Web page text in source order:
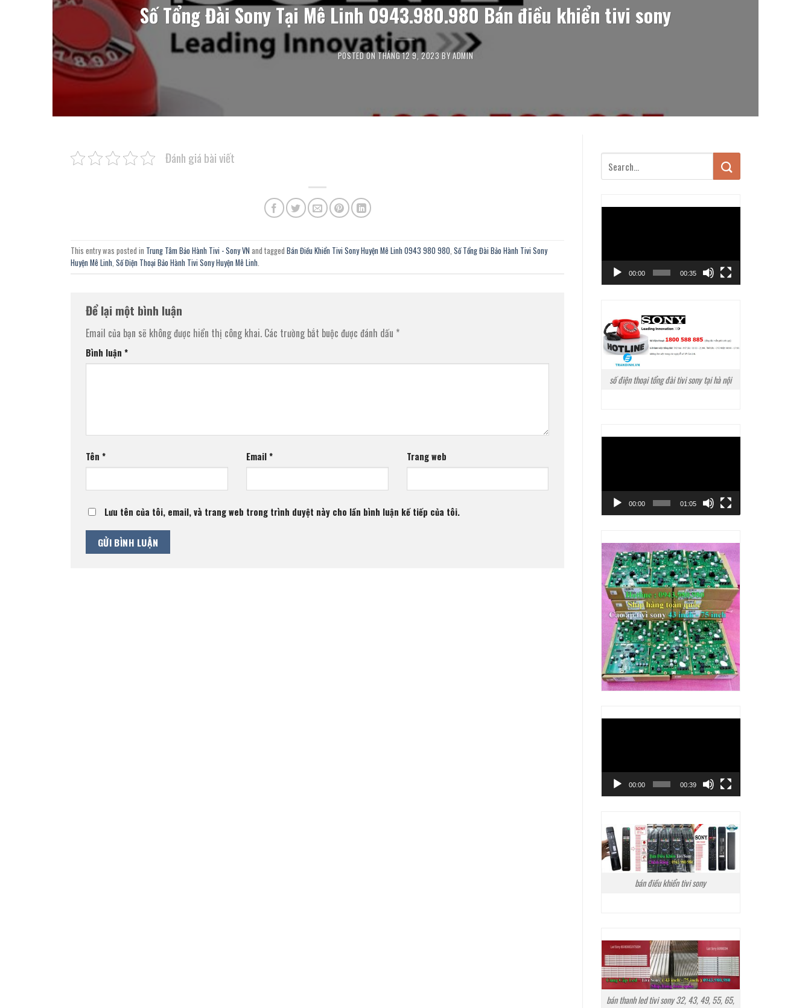
Số Tổng Đài Sony Tại Mê Linh 0943.980.980 Bán điều khiển tivi sony
POSTED ONTHÁNG 12 9, 2023 BYADMIN
Đánh giá bài viết
This entry was posted in Trung Tâm Bảo Hành Tivi - Sony VN and tagged Bán Điều Khiển Tivi Sony Huyện Mê Linh 0943 980 980 Số Tổng Đài Bảo Hành Tivi Sony
Huyện Mê Linh Số Điện Thoại Bảo Hành Tivi Sony Huyện Mê Linh
Để lại một bình luận
Email của bạn sẽ không được hiển thị công khai. Các trường bắt buộc được đánh dấu *
Bình luận *
Tên * Email* Trang web
Lưu tên của tôi, email, và trang web trong trình duyệt này cho lần bình luận kế tiếp của tôi.
00:00 00:35
số điện thoại tổng đài tivi sony tại hà nội
00:00 01:05
00:00 00:39
bán điều khiển tivi sony
bán thanh led tivi sony 32, 43, 49, 55, 65,